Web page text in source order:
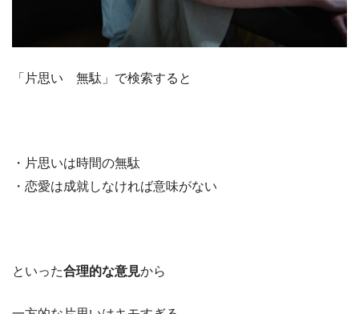
「片思い 無駄」で検索すると
・片思いは時間の無駄
・恋愛は成就しなければ意味がない
といった合理的な意見から